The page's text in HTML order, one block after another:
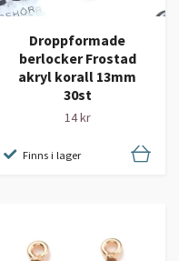
Droppformade
berlocker Frostad
akryl korall 13mm
30st
14 kr
Finns i lager